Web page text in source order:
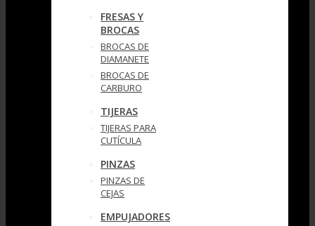
FRESAS Y
BROCAS
BROCAS DE
DIAMANETE
BROCAS DE
CARBURO
TIJERAS
TIJERAS PARA
CUTÍCULA
PINZAS
PINZAS DE
CEJAS
EMPUJADORES